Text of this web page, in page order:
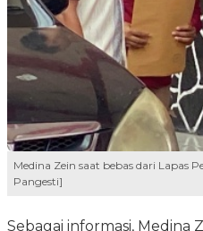
Medina Zein saat bebas dari Lapas
Pangesti]
Sebagai informasi, Medina